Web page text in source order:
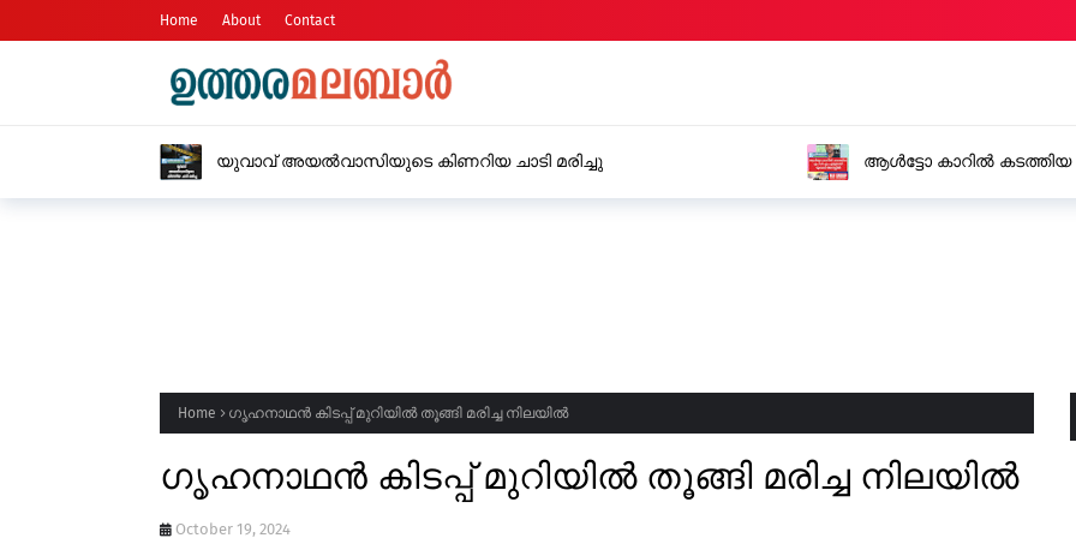
Home About Contact
ആൾട്ടോ കാറിൽ കടത്തിയ എം.ഡി.എം.എയുമായി യുവാവ് അറസ്റ്റിൽ
Home ഗൃഹനാഥൻ കിടപ്പ് മുറിയിൽ തൂങ്ങി മരിച്ച നിലയിൽ
ഗൃഹനാഥൻ കിടപ്പ് മുറിയിൽ തൂങ്ങി മരിച്ച നിലയിൽ
October 19, 2024